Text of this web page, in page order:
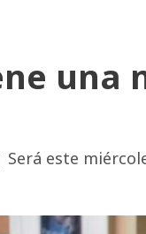
una
Será este